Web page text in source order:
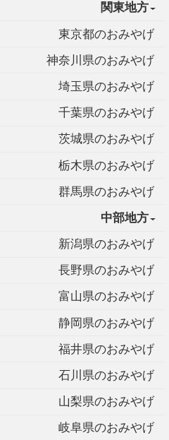
関東地方
東京都のおみやげ
神奈川県のおみやげ
埼玉県のおみやげ
千葉県のおみやげ
茨城県のおみやげ
栃木県のおみやげ
群馬県のおみやげ
中部地方
新潟県のおみやげ
長野県のおみやげ
富山県のおみやげ
静岡県のおみやげ
福井県のおみやげ
石川県のおみやげ
山梨県のおみやげ
岐阜県のおみやげ